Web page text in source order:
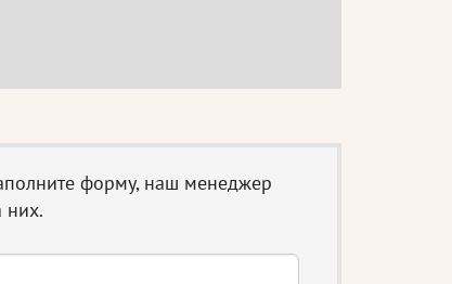
форму, наш менеджер
них.